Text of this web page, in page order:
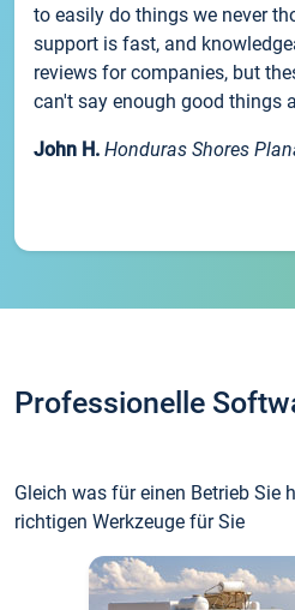
to easily do things we never
support is fast, and
reviews for companies, but
can't say enough good things
John H. Honduras Shores
Professionelle
Gleich was für einen Betrieb Sie
richtigen Werkzeuge für Sie